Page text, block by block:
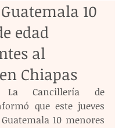
10
edad
al
Chiapas
La Cancillería de
que este jueves
10 menores